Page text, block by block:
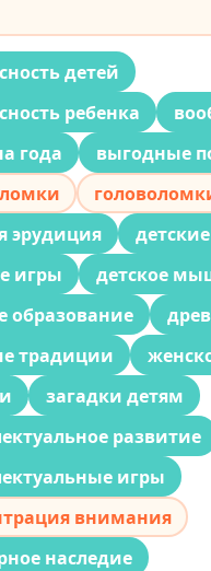
детей
ребенка
года
выгодные
эрудиция
игры
детское
образование
традиции
загадки детям
развитие
игры
внимания
наследие